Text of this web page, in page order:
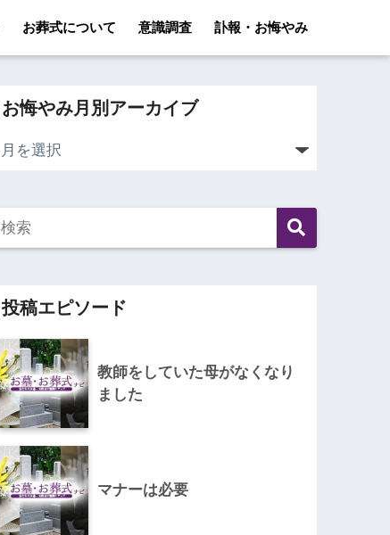
お葬式について 意識調査 訃報・お悔やみ
お悔やみ月別アーカイブ
投稿エピソード
教師をしていた母がなくなり
ました
マナーは必要